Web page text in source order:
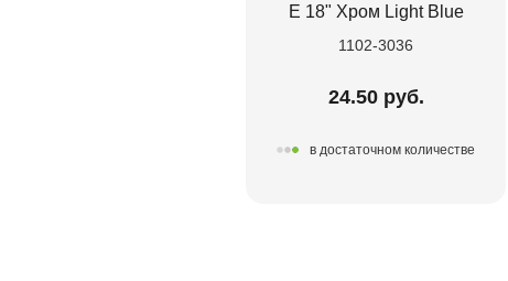
Е 18" Хром Light Blue
1102-3036
24.50 руб.
в достаточном количестве